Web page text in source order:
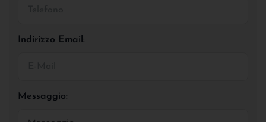
Indirizzo Email:
Messaggio: